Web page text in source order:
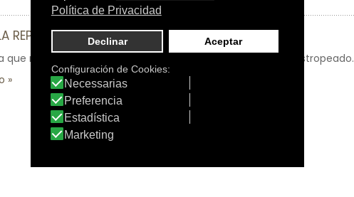
REPARACIÓN INTENSA
que restaura y consolida la fibra del cabello quebradizo y estropeado.